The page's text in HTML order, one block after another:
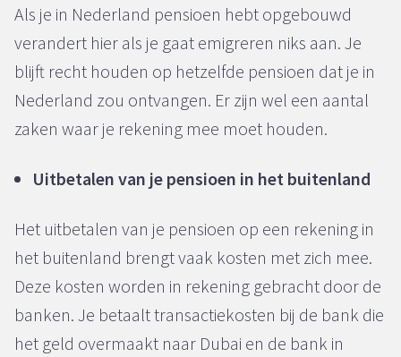
Als je in Nederland pensioen hebt opgebouwd
verandert hier als je gaat emigreren niks aan. Je
blijft recht houden op hetzelfde pensioen dat je in
Nederland zou ontvangen. Er zijn wel een aantal
zaken waar je rekening mee moet houden.
Uitbetalen van je pensioen in het buitenland
Het uitbetalen van je pensioen op een rekening in
het buitenland brengt vaak kosten met zich mee.
Deze kosten worden in rekening gebracht door de
banken. Je betaalt transactiekosten bij de bank die
het geld overmaakt naar Dubai en de bank in